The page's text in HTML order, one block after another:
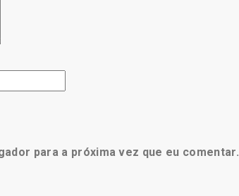
para a próxima vez que eu comentar.